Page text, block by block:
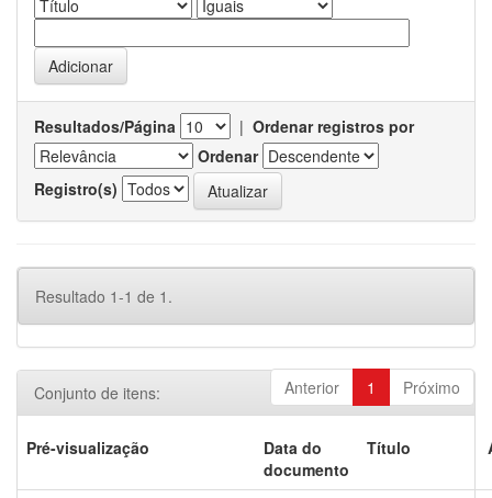
Resultados/Página | Ordenar registros por
Ordenar
Registro(s)
Resultado 1-1 de 1.
Anterior 1 Próximo
Conjunto de itens:
Pré-visualização
Data do
documento
Título